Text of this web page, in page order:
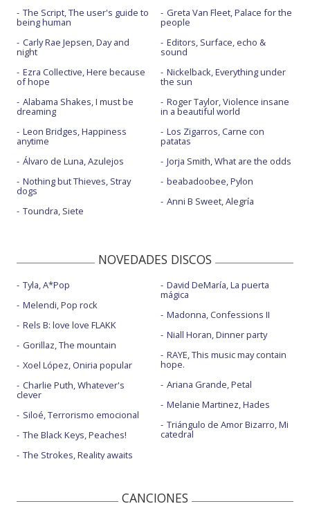
The Script, The user's guide to
being human
Carly Rae Jepsen, Day and
night
Ezra Collective, Here because
of hope
Alabama Shakes, I must be
dreaming
Leon Bridges, Happiness
anytime
Álvaro de Luna, Azulejos
Nothing but Thieves, Stray
dogs
Toundra, Siete
Greta Van Fleet, Palace for the
people
Editors, Surface, echo &
sound
Nickelback, Everything under
the sun
Roger Taylor, Violence insane
in a beautiful world
Los Zigarros, Carne con
patatas
Jorja Smith, What are the odds
beabadoobee, Pylon
Anni B Sweet, Alegría
NOVEDADES DISCOS
Tyla, A*Pop
Melendi, Pop rock
Rels B: love love FLAKK
Gorillaz, The mountain
Xoel López, Oniria popular
Charlie Puth, Whatever's
clever
Siloé, Terrorismo emocional
The Black Keys, Peaches!
The Strokes, Reality awaits
David DeMaría, La puerta
mágica
Madonna, Confessions II
Niall Horan, Dinner party
RAYE, This music may contain
hope.
Ariana Grande, Petal
Melanie Martinez, Hades
Triángulo de Amor Bizarro, Mi
catedral
CANCIONES